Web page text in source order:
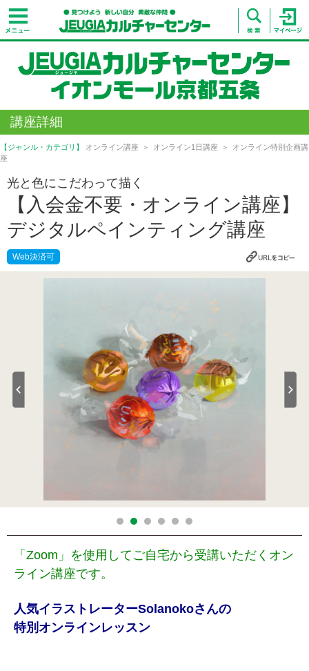
講座詳細
【ジャンル・カテゴリ】 オンライン講座 オンライン1日講座
オンライン特別企画講
座
光と色にこだわって描く
【入会金不要・オンライン講座】
デジタルペインティング講座
Web決済可
「Zoom」を使用してご自宅から受講いただくオン
ライン講座です。
人気イラストレーターSolanokoさんの
特別オンラインレッスン